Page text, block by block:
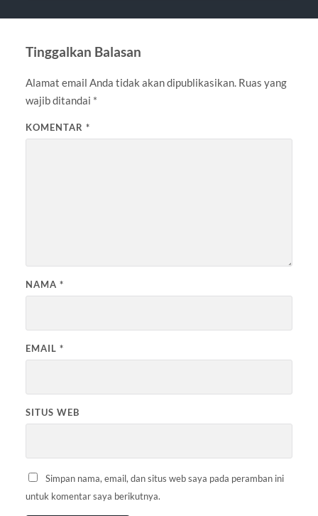
Tinggalkan Balasan
Alamat email Anda tidak akan dipublikasikan. Ruas yang
wajib ditandai *
KOMENTAR *
NAMA *
EMAIL *
SITUS WEB
Simpan nama, email, dan situs web saya pada peramban ini
untuk komentar saya berikutnya.